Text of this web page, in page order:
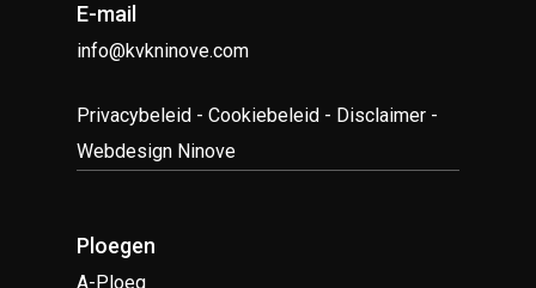
E-mail
info@kvkninove.com
Privacybeleid -Cookiebeleid - Disclaimer -
Webdesign Ninove
Ploegen
A-Ploeg